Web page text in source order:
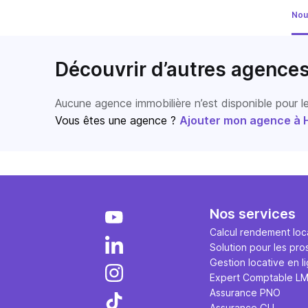
Découvrir d’autres
Aucune agence immobilière n’est disponible pour
Vous êtes une agence ? Ajouter mon agence à
Nos services
Calcul rendement
Solution pour les
Gestion locative en
Expert Comptable
Assurance PNO